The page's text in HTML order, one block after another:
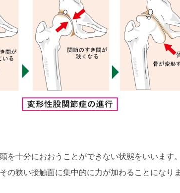
を十分におおうことができない状態をいいます
の狭い接触面に集中的に力が加わることになり